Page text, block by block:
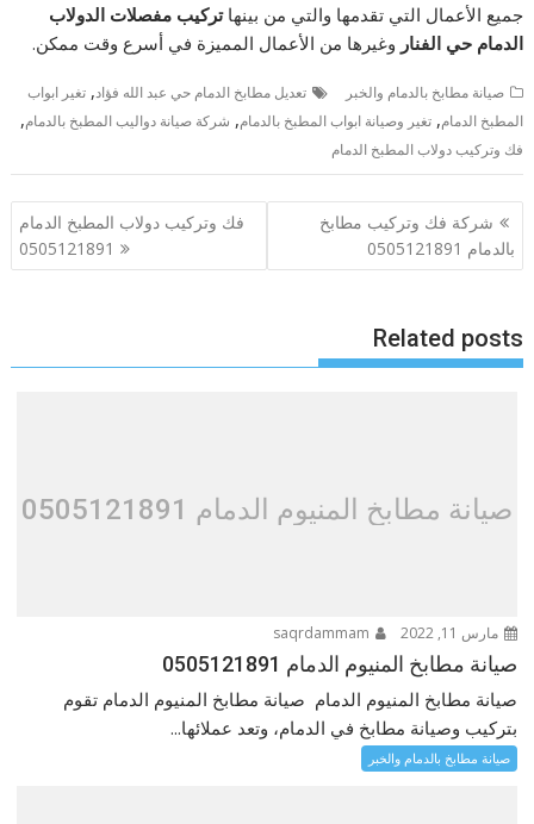
جميع الأعمال التي تقدمها والتي من بينهاتركيب مفصلات الدولاب
الدمام حي الفنار وغيرها من الأعمال المميزة في أسرع وقت ممكن.
صيانة مطابخ بالدمام والخبر تعديل مطابخ الدمام حي عبد الله فؤاد,تغير ابواب
المطبخ الدمام,تغير وصيانة ابواب المطبخ بالدمام, شركة صيانة دواليب المطبخ بالدمام,
فك وتركيب دولاب المطبخ الدمام
تصفّح
المقالات
شركة فك وتركيب مطابخ
بالدمام 0505121891
فك وتركيب دولاب المطبخ الدمام
0505121891
Related posts
صيانة مطابخ المنيوم الدمام 0505121891
مارس 11, 2022
صيانة مطابخ المنيوم الدمام 0505121891
صيانة مطابخ المنيوم الدمام صيانة مطابخ المنيوم الدمام تقوم
بتركيب وصيانة مطابخ في الدمام، وتعد عملائها...
صيانة مطابخ بالدمام والخبر